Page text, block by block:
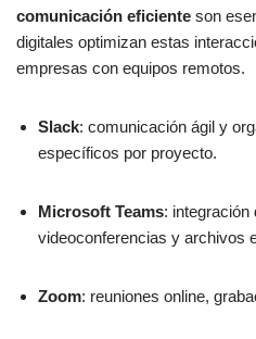
comunicación eficiente son
digitales optimizan estas
empresas con equipos remotos.
Slack: comunicación ágil y
específicos por proyecto.
Microsoft Teams: integración
videoconferencias y archivos
Zoom: reuniones online,